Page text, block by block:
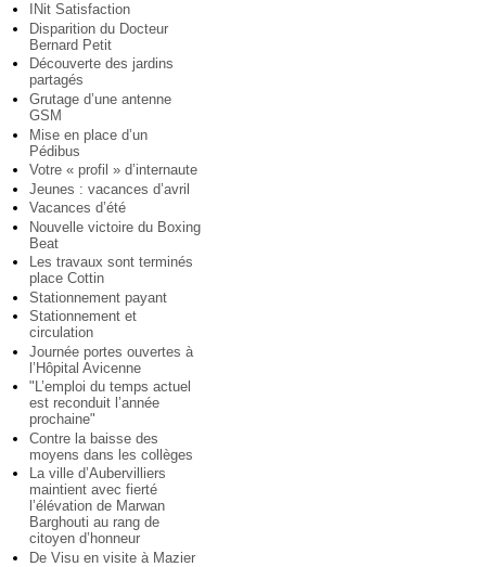
INit Satisfaction
Disparition du Docteur
Bernard Petit
Découverte des jardins
partagés
Grutage d’une antenne
GSM
Mise en place d’un
Pédibus
Votre « profil » d’internaute
Jeunes : vacances d’avril
Vacances d’été
Nouvelle victoire du Boxing
Beat
Les travaux sont terminés
place Cottin
Stationnement payant
Stationnement et
circulation
Journée portes ouvertes à
l’Hôpital Avicenne
"L’emploi du temps actuel
est reconduit l’année
prochaine"
Contre la baisse des
moyens dans les collèges
La ville d’Aubervilliers
maintient avec fierté
l’élévation de Marwan
Barghouti au rang de
citoyen d’honneur
De Visu en visite à Mazier